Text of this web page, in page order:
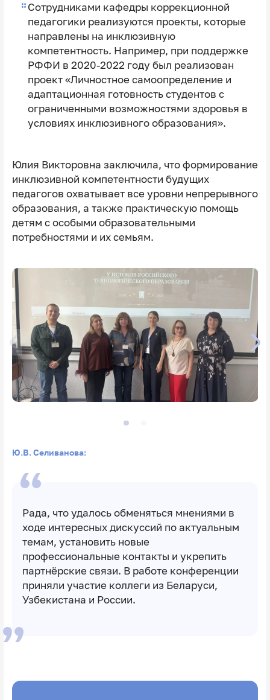
Сотрудниками кафедры коррекционной
педагогики реализуются проекты, которые
направлены на инклюзивную
компетентность. Например, при поддержке
РФФИ в 2020-2022 году был реализован
проект «Личностное самоопределение и
адаптационная готовность студентов с
ограниченными возможностями здоровья в
условиях инклюзивного образования».
Юлия Викторовна заключила, что формирование
инклюзивной компетентности будущих
педагогов охватывает все уровни непрерывного
образования, а также практическую помощь
детям с особыми образовательными
потребностями и их семьям.
Ю.В. Селиванова:
Рада, что удалось обменяться мнениями в
ходе интересных дискуссий по актуальным
темам, установить новые
профессиональные контакты и укрепить
партнёрские связи. В работе конференции
приняли участие коллеги из Беларуси,
Узбекистана и России.